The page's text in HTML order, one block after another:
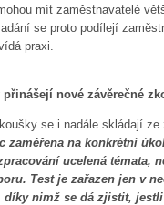
mít zaměstnavatelé
se proto podílejí
praxi.
přinášejí nové závěrečné
se i nadále skládají
zaměřena na konkrétní
ucelená témata,
Test je zařazen jen v
díky nimž se dá zjistit,